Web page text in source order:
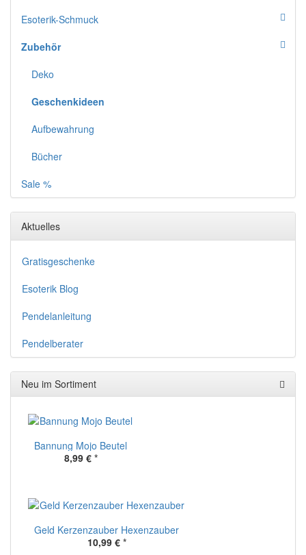
Esoterik-Schmuck
Zubehör
Deko
Geschenkideen
Aufbewahrung
Bücher
Sale %
Aktuelles
Gratisgeschenke
Esoterik Blog
Pendelanleitung
Pendelberater
Neu im Sortiment
Bannung Mojo Beutel
8,99 € *
Geld Kerzenzauber Hexenzauber
10,99 € *